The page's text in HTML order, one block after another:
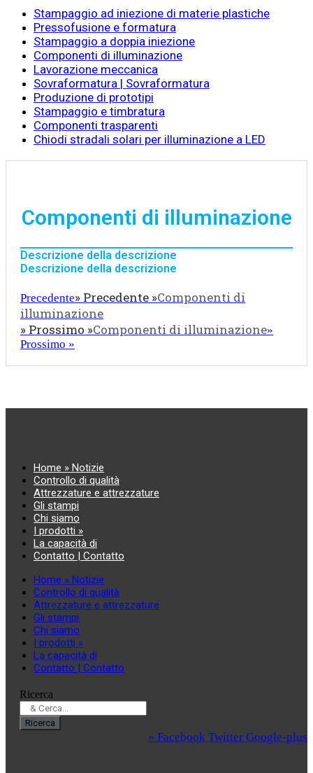
Stampaggio ad iniezione di materie plastiche
Pressofusione e formatura
Stampaggio a doppia iniezione
Componenti di illuminazione
Lavorazione meccanica
Sovraformatura | Sovraformatura
Produzione di prototipi
Stampaggio e timbratura
Componenti trasparenti
Chiodi stradali solari per illuminazione a LED
Componenti di illuminazione
Descrizione della descrizione
Descrizione della descrizione
Precedente» Precedente »Componenti di
illuminazione
» Prossimo »Componenti di illuminazione»
Prossimo »
Home » Notizie
Controllo di qualità
Attrezzature e attrezzature
Gli stampi
Chi siamo
I prodotti »
La capacità di
Contatto | Contatto
Home » Notizie
Controllo di qualità
Attrezzature e attrezzature
Gli stampi
Chi siamo
I prodotti »
La capacità di
Contatto | Contatto
Ricerca
Ricerca
» Facebook Twitter Google-plus